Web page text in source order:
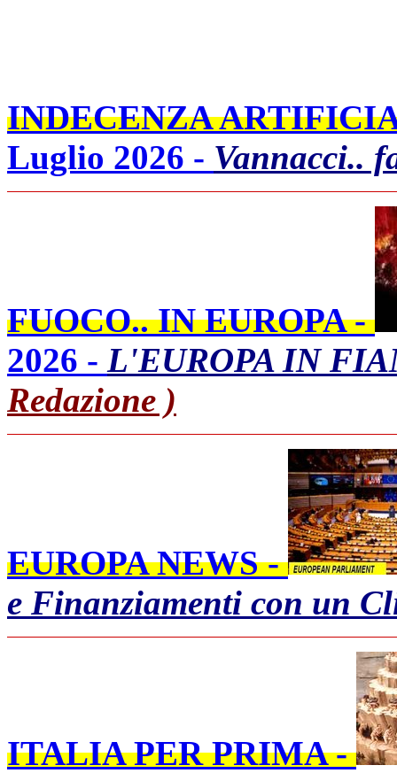
INDECENZA
Luglio 2026 - Vannacci..
FUOCO.. IN EUROPA -
2026 - L'EUROPA IN
Redazione )
EUROPA NEWS -
e Finanziamenti con un
ITALIA PER PRIMA -